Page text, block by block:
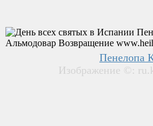
Пенелопа
Изображение ©: